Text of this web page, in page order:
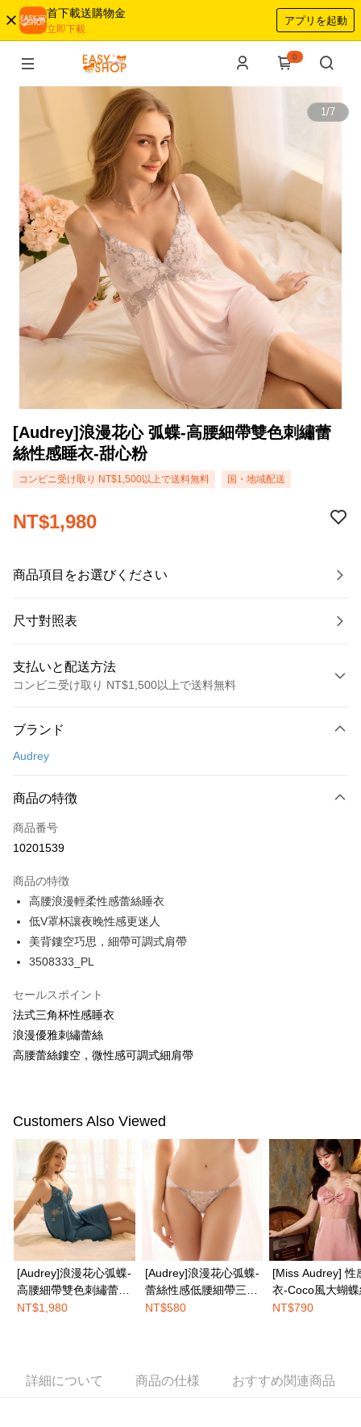
首下載送購物金
立即下載
アプリを起動
0
1/7
[Audrey]浪漫花心 弧蝶-高腰細帶雙色刺繡蕾
絲性感睡衣-甜心粉
コンビニ受け取り NT$1,500以上で送料無料 国・地域配送
NT$1,980
商品項目をお選びください
尺寸對照表
支払いと配送方法
コンビニ受け取り NT$1,500以上で送料無料
クレジットカード1回払い
LINE Pay
Apple Pay
Google Pay
PXPay Plus
Plus Pay
説明
一、 AFTEE代金後払いについて
1.お支払い方法でAFTEE代金後払いを選択すると、携帯電話認証ウィンド
ウが表示されます。
2.SMSで認証してお支払い手続を進めてください。
の場合は、AFTEE アプリプッシュ通知が届きます。
はアプリの通知に従って、4大コンビニ、またはATM/オンラインバンキン
グでお支払いください。
代金納付期限は最短で 14 日以内ですので、ご注意ください。AFTEE アプ
リをダウンロードして AFTEE 会員になるとお支払い期限を最長 45 日以内
まで延長できます。
お支払期限は、ショップが請求した期日と、AFTEEで延長できる日数をも
とに計算されます。AFTEEで注文すると、商品を受け取るまで支払い期限
を延長できますが、商品を期限内に受け取れない場合があります（例：予
約商品や商品到着日が比較的遅い商品）。そのため、商品到着の有無に関
わらず、AFTEEで指定された期限内にお支払いください。
2.決済金額は最低NT$20です。
配送方法
付款後全家取貨
配送毎にNT$100、NT$1,500以上で送料無料
7-11取付
配送毎にNT$100、NT$1,500以上で送料無料
付款後7-11取貨
配送毎にNT$100、NT$1,500以上で送料無料
宅配
ブランド
Audrey
商品の特徴
商品番号
10201539
商品の特徴
高腰浪漫輕柔性感蕾絲睡衣
低V罩杯讓夜晚性感更迷人
美背鏤空巧思，細帶可調式肩帶
3508333_PL
セールスポイント
法式三角杯性感睡衣
浪漫優雅刺繡蕾絲
高腰蕾絲鏤空，微性感可調式細肩帶
Customers Also Viewed
[Audrey]浪漫花心弧蝶-
高腰細帶雙色刺繡蕾絲
性感睡衣-古典藍
NT$1,980
[Audrey]浪漫花心弧蝶-
蕾絲性感低腰細帶三角
內褲-甜心粉
NT$580
[Miss Audrey] 性
衣-Coco風大蝴
裙-俏皮甜蜜粉
NT$790
詳細について 商品の仕様 おすすめ関連商品